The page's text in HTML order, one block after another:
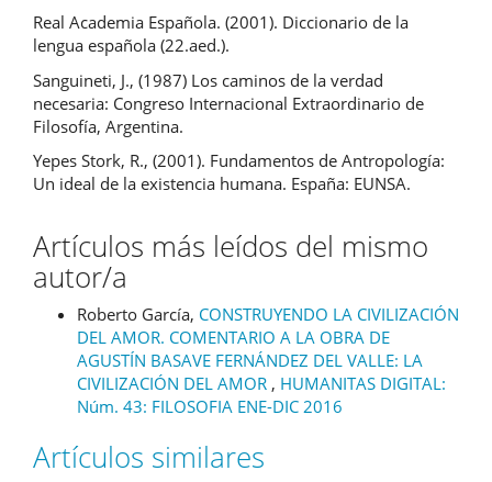
Real Academia Española. (2001). Diccionario de la
lengua española (22.aed.).
Sanguineti, J., (1987) Los caminos de la verdad
necesaria: Congreso Internacional Extraordinario de
Filosofía, Argentina.
Yepes Stork, R., (2001). Fundamentos de Antropología:
Un ideal de la existencia humana. España: EUNSA.
Artículos más leídos del mismo
autor/a
Roberto García, CONSTRUYENDO LA CIVILIZACIÓN
DEL AMOR. COMENTARIO A LA OBRA DE
AGUSTÍN BASAVE FERNÁNDEZ DEL VALLE: LA
CIVILIZACIÓN DEL AMOR , HUMANITAS DIGITAL:
Núm. 43: FILOSOFIA ENE-DIC 2016
Artículos similares